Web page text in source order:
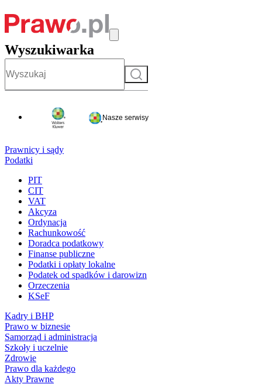
Wyszukiwarka
Szukaj
Nasze serwisy
Prawnicy i sądy
Podatki
PIT
CIT
VAT
Akcyza
Ordynacja
Rachunkowość
Doradca podatkowy
Finanse publiczne
Podatki i opłaty lokalne
Podatek od spadków i darowizn
Orzeczenia
KSeF
Kadry i BHP
Prawo w biznesie
Samorząd i administracja
Szkoły i uczelnie
Zdrowie
Prawo dla każdego
Akty Prawne